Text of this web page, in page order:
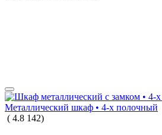
Металлический шкаф • 4-х полочный
( 4.8 142)